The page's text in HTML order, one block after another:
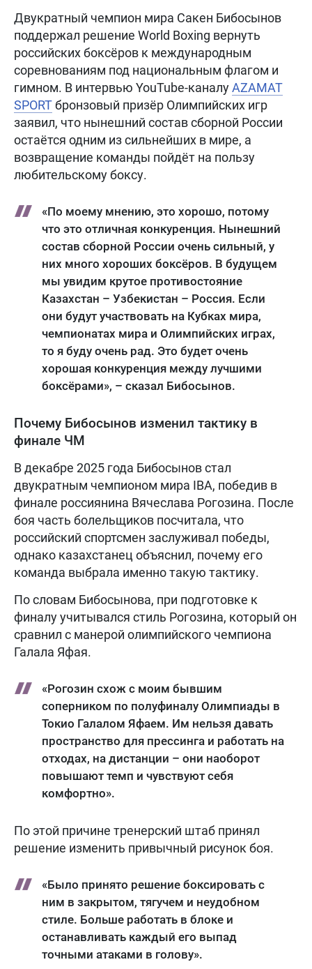
Двукратный чемпион мира Сакен Бибосынов
поддержал решение World Boxing вернуть
российских боксёров к международным
соревнованиям под национальным флагом и
гимном. В интервью YouTube-каналуAZAMAT
SPORTбронзовый призёр Олимпийских игр
заявил, что нынешний состав сборной России
остаётся одним из сильнейших в мире, а
возвращение команды пойдёт на пользу
любительскому боксу.
«По моему мнению, это хорошо, потому
что это отличная конкуренция. Нынешний
состав сборной России очень сильный, у
них много хороших боксёров. В будущем
мы увидим крутое противостояние
Казахстан – Узбекистан – Россия. Если
они будут участвовать на Кубках мира,
чемпионатах мира и Олимпийских играх,
то я буду очень рад. Это будет очень
хорошая конкуренция между лучшими
боксёрами», – сказал Бибосынов.
Почему Бибосынов изменил тактику в
финале ЧМ
В декабре 2025 года Бибосынов стал
двукратным чемпионом мира IBA, победив в
финале россиянина Вячеслава Рогозина. После
боя часть болельщиков посчитала, что
российский спортсмен заслуживал победы,
однако казахстанец объяснил, почему его
команда выбрала именно такую тактику.
По словам Бибосынова, при подготовке к
финалу учитывался стиль Рогозина, который он
сравнил с манерой олимпийского чемпиона
Галала Яфая.
«Рогозин схож с моим бывшим
соперником по полуфиналу Олимпиады в
Токио Галалом Яфаем. Им нельзя давать
пространство для прессинга и работать на
отходах, на дистанции – они наоборот
повышают темп и чувствуют себя
комфортно».
По этой причине тренерский штаб принял
решение изменить привычный рисунок боя.
«Было принято решение боксировать с
ним в закрытом, тягучем и неудобном
стиле. Больше работать в блоке и
останавливать каждый его выпад
точными атаками в голову».